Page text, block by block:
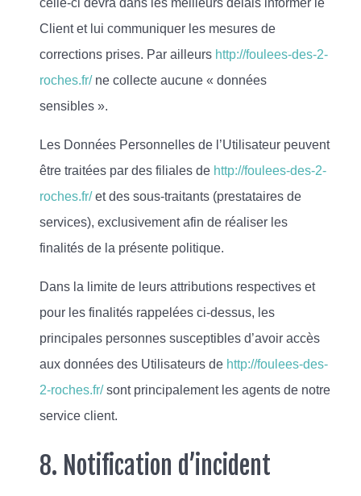
celle-ci devra dans les meilleurs délais informer le
Client et lui communiquer les mesures de
corrections prises. Par ailleurs http://foulees-des-2-
roches.fr/ne collecte aucune « données
sensibles ».
Les Données Personnelles de l’Utilisateur peuvent
être traitées par des filiales de http://foulees-des-2-
roches.fr/et des sous-traitants (prestataires de
services), exclusivement afin de réaliser les
finalités de la présente politique.
Dans la limite de leurs attributions respectives et
pour les finalités rappelées ci-dessus, les
principales personnes susceptibles d’avoir accès
aux données des Utilisateurs de http://foulees-des-
2-roches.fr/sont principalement les agents de notre
service client.
8. Notification d’incident